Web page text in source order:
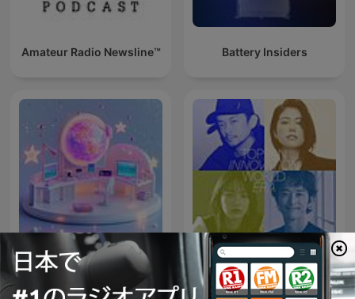
Amateur Radio Newsline™ Battery Insiders
耳でテクノロジーニュース
J-WAVE TOPPAN
INNOVATION WORLD ERA